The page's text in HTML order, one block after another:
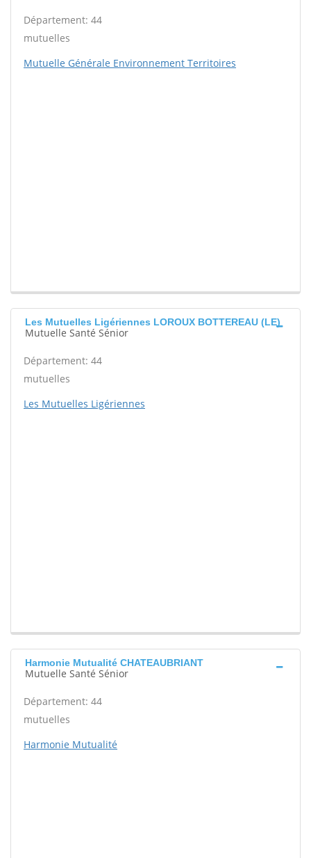
Département: 44
mutuelles
Mutuelle Générale Environnement Territoires
Les Mutuelles Ligériennes LOROUX BOTTEREAU (LE)
Mutuelle Santé Sénior
Département: 44
mutuelles
Les Mutuelles Ligériennes
Harmonie Mutualité CHATEAUBRIANT
Mutuelle Santé Sénior
Département: 44
mutuelles
Harmonie Mutualité